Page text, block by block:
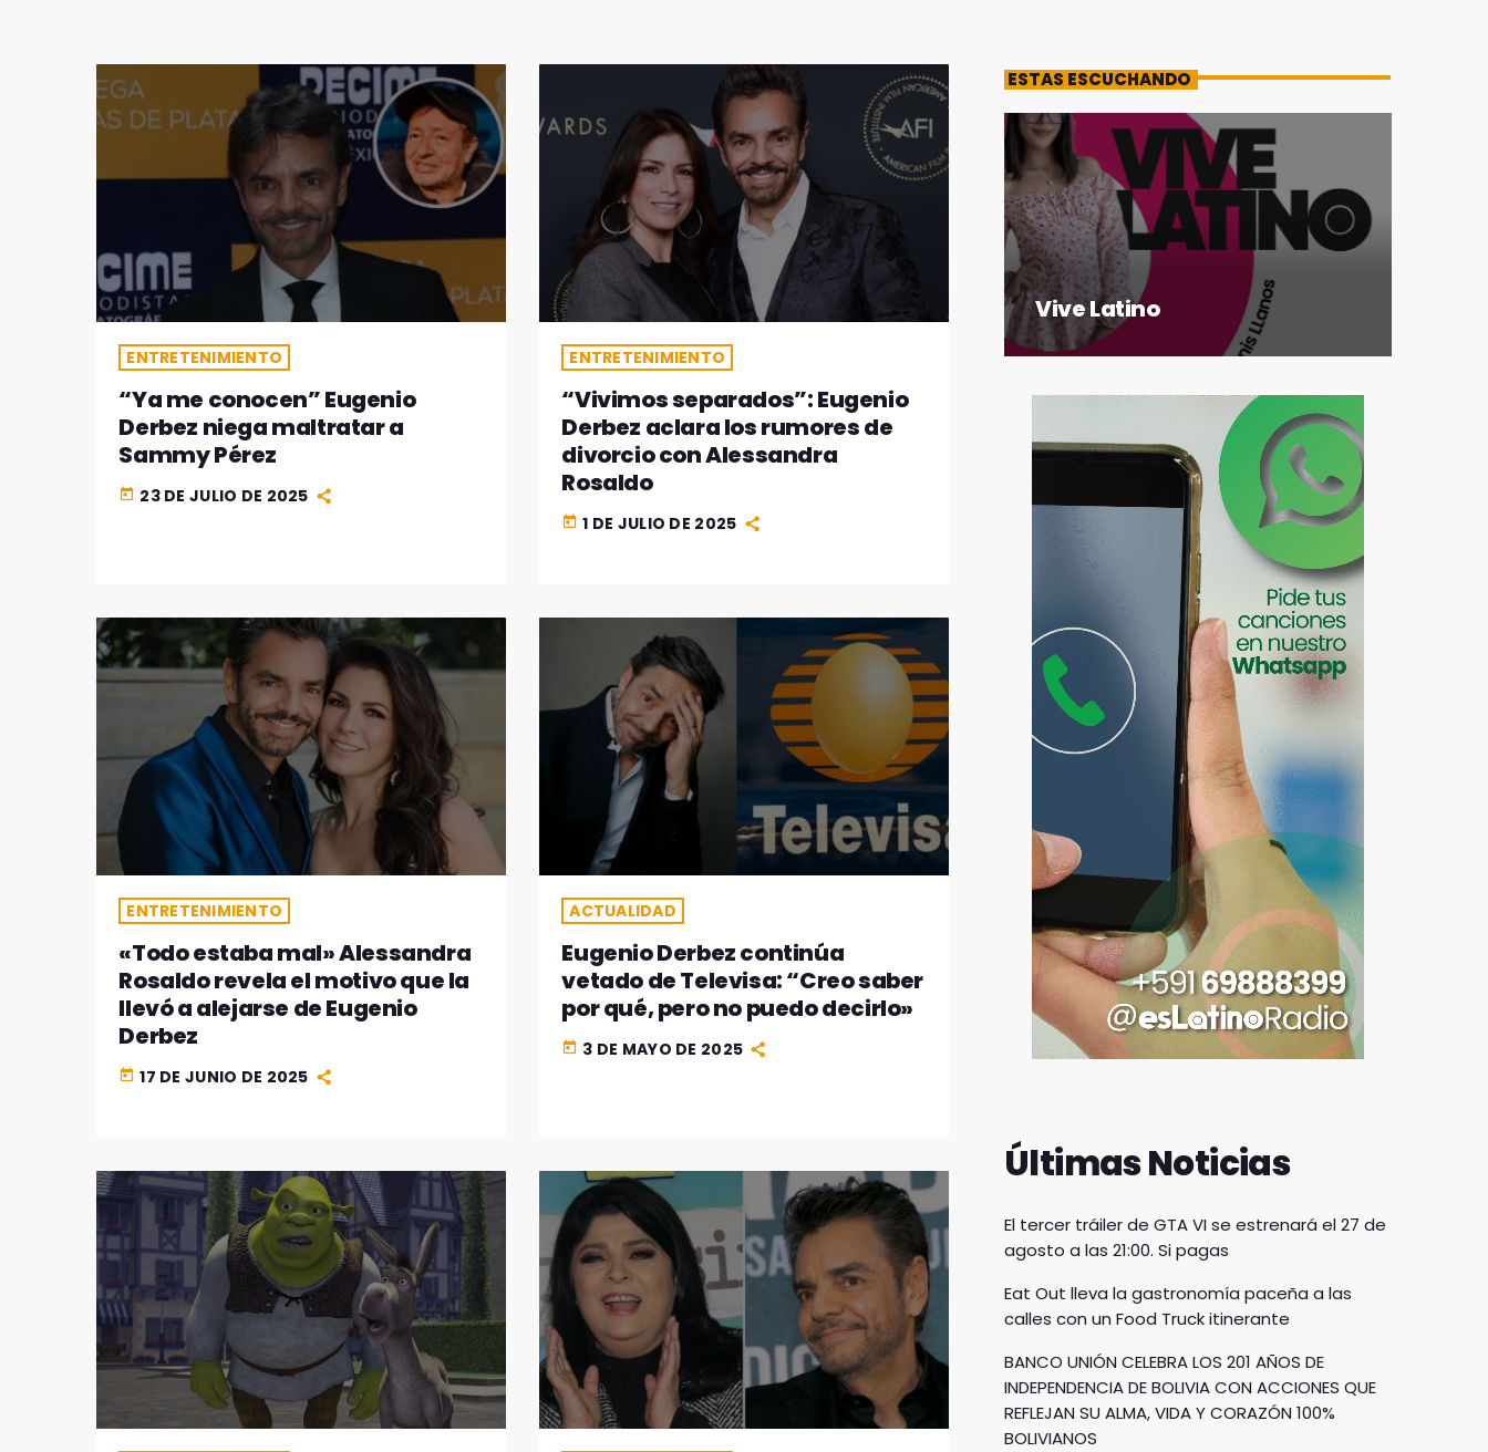
ENTRETENIMIENTO
“Ya me conocen” Eugenio
Derbez niega maltratar a
Sammy Pérez
today 23 DE JULIO DE 2025
ENTRETENIMIENTO
“Vivimos separados”: Eugenio
Derbez aclara los rumores de
divorcio con Alessandra
Rosaldo
today 1 DE JULIO DE 2025
ENTRETENIMIENTO
«Todo estaba mal» Alessandra
Rosaldo revela el motivo que la
llevó a alejarse de Eugenio
Derbez
today 17 DE JUNIO DE 2025
ACTUALIDAD
Eugenio Derbez continúa
vetado de Televisa: “Creo saber
por qué, pero no puedo decirlo»
today 3 DE MAYO DE 2025
ESTAS ESCUCHANDO
Vive Latino
Últimas Noticias
El tercer tráiler de GTA VI se estrenará el 27 de
agosto a las 21:00. Si pagas
Eat Out lleva la gastronomía paceña a las
calles con un Food Truck itinerante
BANCO UNIÓN CELEBRA LOS 201 AÑOS DE
INDEPENDENCIA DE BOLIVIA CON ACCIONES QUE
REFLEJAN SU ALMA, VIDA Y CORAZÓN 100%
BOLIVIANOS